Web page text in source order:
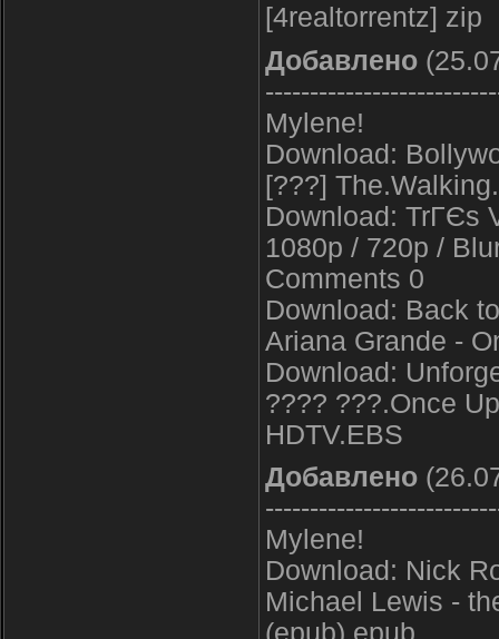
[4realtorrentz] zip
Добавлено
Mylene!
Download:
[???]
Download: TrГЄs
1080p / 720p /
Comments 0
Download: Back
Ariana Grande -
Download:
???? ???.Once
HDTV.EBS
Добавлено
Mylene!
Download: Nick
Michael Lewis -